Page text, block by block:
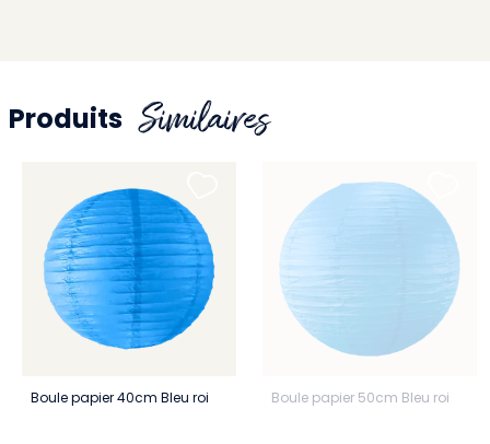
Produits Similaires
Boule papier 40cm Bleu roi Boule papier 50cm Bleu roi